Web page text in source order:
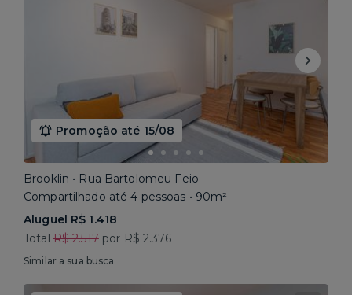
Promoção até 15/08
Brooklin • Rua Bartolomeu Feio
Compartilhado até 4 pessoas • 90m²
Aluguel R$ 1.418
Total R$ 2.517por R$ 2.376
Similar a sua busca